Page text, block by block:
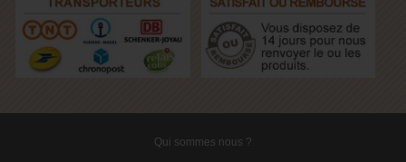
Qui sommes nous ?